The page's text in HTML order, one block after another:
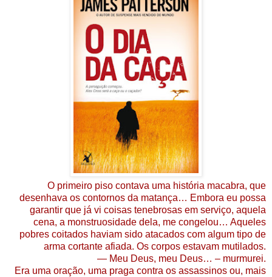
O primeiro piso contava uma história macabra, que
desenhava os contornos da matança… Embora eu possa
garantir que já vi coisas tenebrosas em serviço, aquela
cena, a monstruosidade dela, me congelou… Aqueles
pobres coitados haviam sido atacados com algum tipo de
arma cortante afiada. Os corpos estavam mutilados.
— Meu Deus, meu Deus… – murmurei.
Era uma oração, uma praga contra os assassinos ou, mais